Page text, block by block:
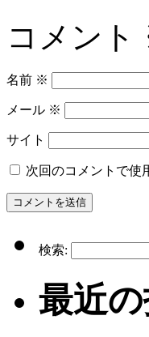
コメント
名前 ※
メール ※
サイト
次回のコメントで使
検索:
最近